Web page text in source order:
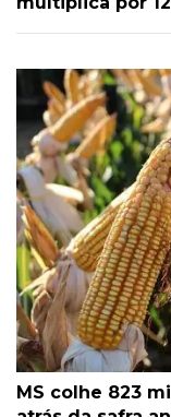
MS colhe 823